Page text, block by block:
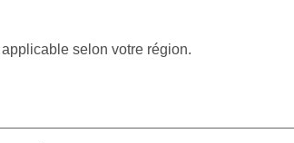
selon votre région.